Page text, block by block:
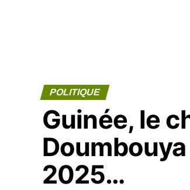
POLITIQUE
Guinée, le
2025…